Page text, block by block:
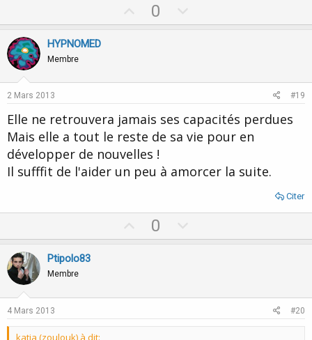
p
t
0
o
v
e
HYPNOMED
Membre
2 Mars 2013 #19
Elle ne retrouvera jamais ses capacités perdues
Mais elle a tout le reste de sa vie pour en
développer de nouvelles !
Il sufffit de l'aider un peu à amorcer la suite.
Citer
p
0
o
Ptipolo83
Membre
4 Mars 2013 #20
katia (zoulouk) à dit: